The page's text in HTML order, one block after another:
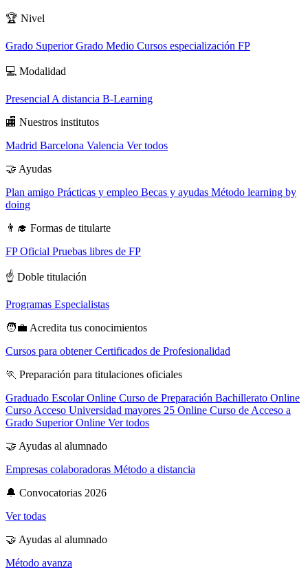
🏆 Nivel
Grado SuperiorGrado Medio Cursos especialización FP
💻 Modalidad
Presencial A distancia B-Learning
🏬 Nuestros institutos
Madrid Barcelona Valencia Ver todos
🤝 Ayudas
Plan amigo Prácticas y empleo Becas y ayudas Método learning by
doing
👨‍🎓 Formas de titularte
FP Oficial Pruebas libres de FP
☝️ Doble titulación
Programas Especialistas
🧑‍💼 Acredita tus conocimientos
Cursos para obtener Certificados de Profesionalidad
🏃 Preparación para titulaciones oficiales
Graduado Escolar Online Curso de Preparación Bachillerato Online
Curso Acceso Universidad mayores 25 Online Curso de Acceso a
Grado Superior Online Ver todos
🤝 Ayudas al alumnado
Empresas colaboradoras Método a distancia
🔔 Convocatorias 2026
Ver todas
🤝 Ayudas al alumnado
Método avanza